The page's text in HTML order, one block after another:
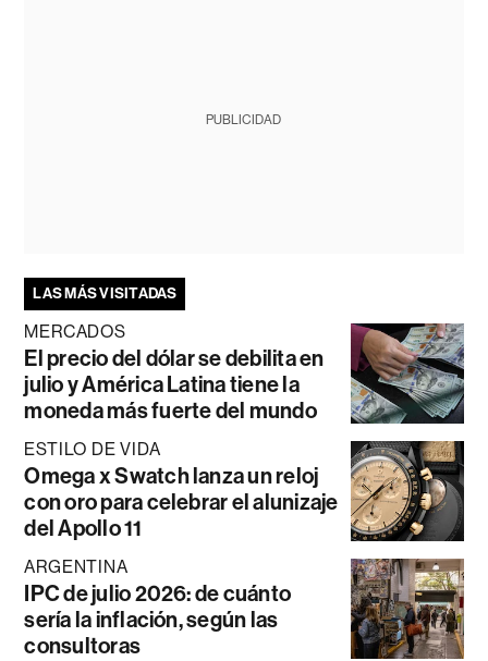
PUBLICIDAD
LAS MÁS VISITADAS
MERCADOS
El precio del dólar se debilita en
julio y América Latina tiene la
moneda más fuerte del mundo
ESTILO DE VIDA
Omega x Swatch lanza un reloj
con oro para celebrar el alunizaje
del Apollo 11
ARGENTINA
IPC de julio 2026: de cuánto
sería la inflación, según las
consultoras